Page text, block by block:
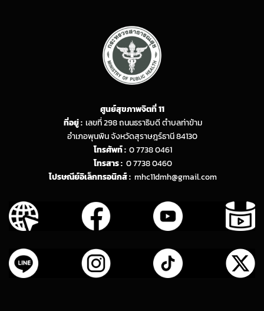
ศูนย์สุขภาพจิตที่ 11
ที่อยู่ : เลขที่ 298 ถนนธราธิบดี ตำบลท่าข้าม
อำเภอพุนพิน จังหวัดสุราษฎร์ธานี 84130
โทรศัพท์ : 0 7738 0461
โทรสาร : 0 7738 0460
ไปรษณีย์อิเล็กทรอนิกส์ : mhc11dmh@gmail.com